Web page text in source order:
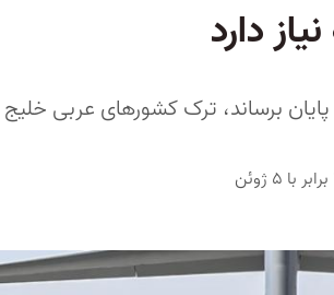
دارد
به پایان برساند، ترک کشورهای عربی
جمعه ۱۵ خرداد ۱۴۰۵ برابر با ۵ ژوئن